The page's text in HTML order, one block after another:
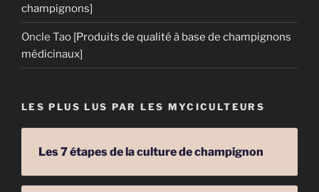
champignons]
Oncle Tao [Produits de qualité à base de champignons
médicinaux]
LES PLUS LUS PAR LES MYCICULTEURS
Les 7 étapes de la culture de champignon